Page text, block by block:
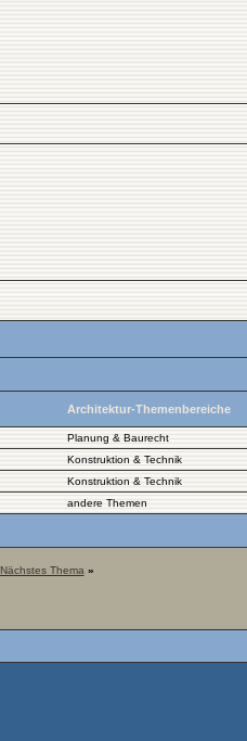
Architektur-Themenbereiche
Planung & Baurecht
Konstruktion & Technik
Konstruktion & Technik
andere Themen
Nächstes Thema »